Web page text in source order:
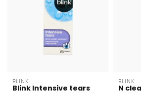
BLINK
Blink Intensive tears
BLINK
N